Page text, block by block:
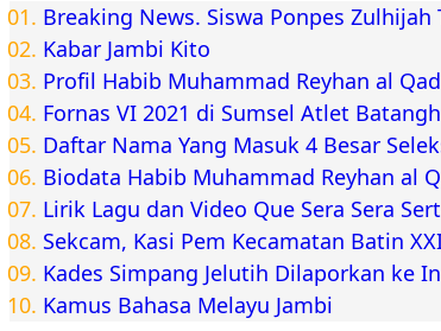
Breaking News. Siswa Ponpes
Kabar Jambi Kito
Profil Habib Muhammad Reyhan al
Fornas VI 2021 di Sumsel Atlet
Daftar Nama Yang Masuk 4 Besar
Biodata Habib Muhammad Reyhan al
Lirik Lagu dan Video Que Sera Sera
Sekcam, Kasi Pem Kecamatan Batin
Kades Simpang Jelutih Dilaporkan ke
Kamus Bahasa Melayu Jambi